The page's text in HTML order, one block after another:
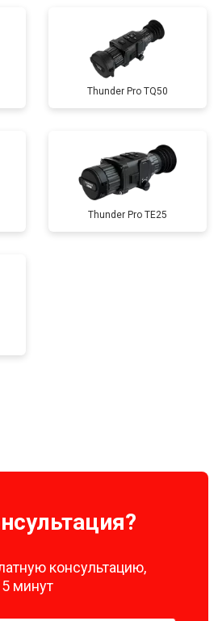
Thunder Pro TQ50
Thunder Pro TE25
консультацию,
минут